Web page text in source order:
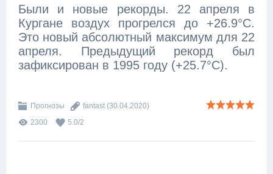
Были и новые рекорды. 22 апреля в
Кургане воздух прогрелся до +26.9°C.
Это новый абсолютный максимум для 22
апреля. Предыдущий рекорд был
зафиксирован в 1995 году (+25.7°C).
Прогнозы fantast (30.04.2020)
2300
5.0/2